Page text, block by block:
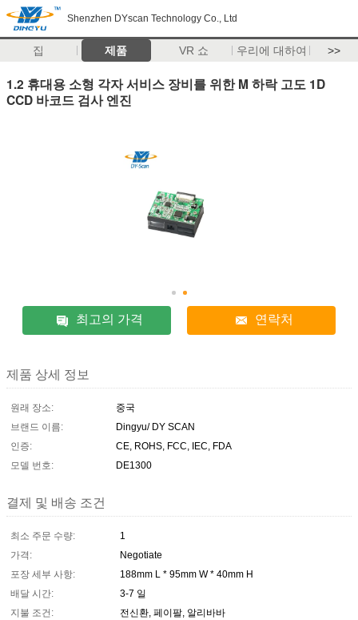
Shenzhen DYscan Technology Co., Ltd
집 제품 VR 쇼 우리에 대하여 >>
1.2 휴대용 소형 각자 서비스 장비를 위한 M 하락 고도 1D
CCD 바코드 검사 엔진
최고의 가격 연락처
제품 상세 정보
원래 장소:
중국
브랜드 이름:
Dingyu/ DY SCAN
인증:
CE, ROHS, FCC, IEC, FDA
모델 번호:
DE1300
결제 및 배송 조건
최소 주문 수량:
1
가격:
Negotiate
포장 세부 사항:
188mm L * 95mm W * 40mm H
배달 시간:
3-7 일
지불 조건:
전신환, 페이팔, 알리바바